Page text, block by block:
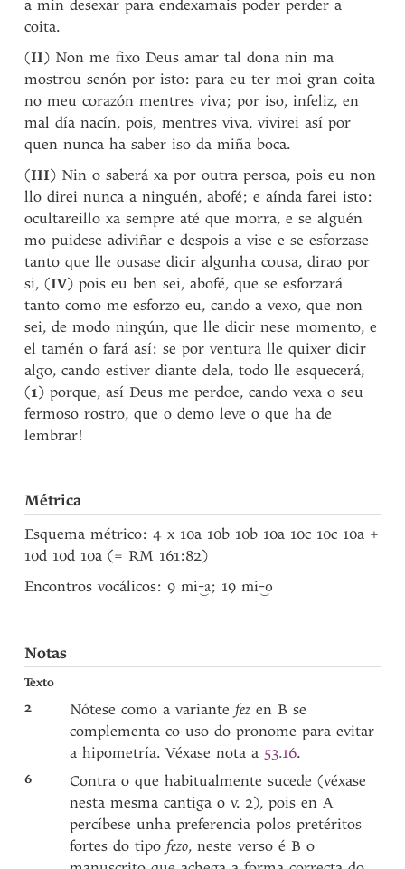
a min desexar para endexamais poder perder a
coita.
(II) Non me fixo Deus amar tal dona nin ma
mostrou senón por isto: para eu ter moi gran coita
no meu corazón mentres viva; por iso, infeliz, en
mal día nacín, pois, mentres viva, vivirei así por
quen nunca ha saber iso da miña boca.
(III) Nin o saberá xa por outra persoa, pois eu non
llo direi nunca a ninguén, abofé; e aínda farei isto:
ocultareillo xa sempre até que morra, e se alguén
mo puidese adiviñar e despois a vise e se esforzase
tanto que lle ousase dicir algunha cousa, dirao por
si, (IV) pois eu ben sei, abofé, que se esforzará
tanto como me esforzo eu, cando a vexo, que non
sei, de modo ningún, que lle dicir nese momento, e
el tamén o fará así: se por ventura lle quixer dicir
algo, cando estiver diante dela, todo lle esquecerá,
(1) porque, así Deus me perdoe, cando vexa o seu
fermoso rostro, que o demo leve o que ha de
lembrar!
Métrica
Esquema métrico: 4 x 10a 10b 10b 10a 10c 10c 10a +
10d 10d 10a (= RM 161:82)
Encontros vocálicos: 9mi-‿a; 19mi-‿o
Notas
Texto
2
Nótese como a variantefezen B se
complementa co uso do pronome para evitar
a hipometría. Véxase nota a 53.16.
6
Contra o que habitualmente sucede (véxase
nesta mesma cantiga o v. 2), pois en A
percíbese unha preferencia polos pretéritos
fortes do tipofezo, neste verso é B o